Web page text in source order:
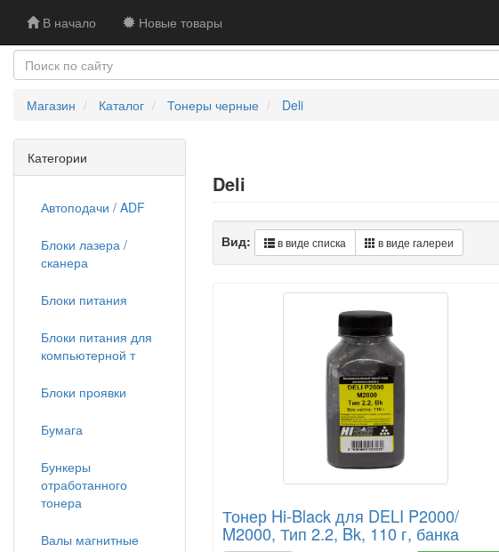
В начало Новые товары
Магазин Каталог Тонеры черные Deli
Deli
Вид: в виде списка в виде галереи
Тонер Hi-Black для DELI P2000/
M2000, Тип 2.2, Bk, 110 г, банка
Категории
Автоподачи / ADF
Блоки лазера /
сканера
Блоки питания
Блоки питания для
компьютерной т
Блоки проявки
Бумага
Бункеры
отработанного
тонера
Валы магнитные